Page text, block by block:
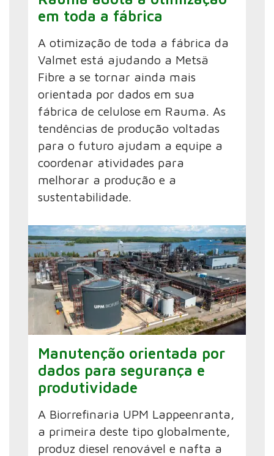
em toda a fábrica
A otimização de toda a fábrica da
Valmet está ajudando a Metsä
Fibre a se tornar ainda mais
orientada por dados em sua
fábrica de celulose em Rauma. As
tendências de produção voltadas
para o futuro ajudam a equipe a
coordenar atividades para
melhorar a produção e a
sustentabilidade.
Manutenção orientada por
dados para segurança e
produtividade
A Biorrefinaria UPM Lappeenranta,
a primeira deste tipo globalmente,
produz diesel renovável e nafta a